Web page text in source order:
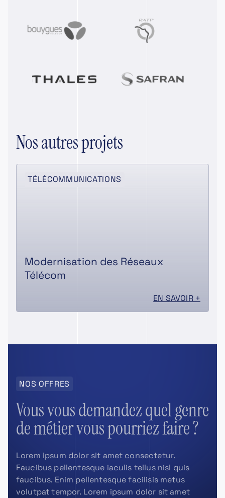
Nos autres projets
TÉLÉCOMMUNICATIONS
Modernisation des Réseaux
Télécom
EN SAVOIR +
NOS OFFRES
Vous vous demandez quel genre
de métier vous pourriez faire ?
Lorem ipsum dolor sit amet consectetur.
Faucibus pellentesque iaculis tellus nisl quis
faucibus. Enim pellentesque facilisis metus
volutpat tempor. Lorem ipsum dolor sit amet